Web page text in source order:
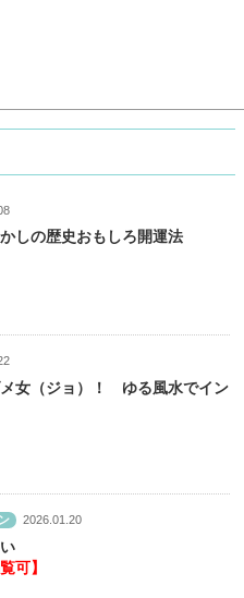
かしの歴史おもしろ開運法
メ女（ジョ）！ ゆる風水でイン
2026.01.20
可】